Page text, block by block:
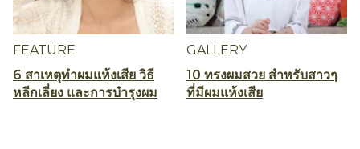
FEATURE
6 สาเหตุทำผมแห้งเสีย วิธี
หลีกเลี่ยง และการบำรุงผม
GALLERY
10 ทรงผมสวย สำหรับสาวๆ
ที่มีผมแห้งเสีย